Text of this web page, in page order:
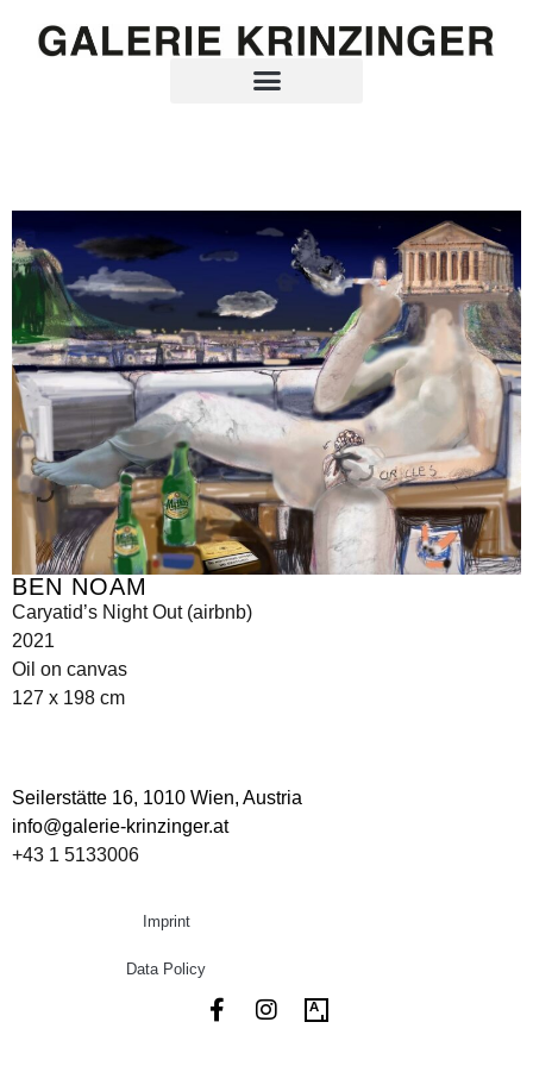
BEN NOAM
Caryatid’s Night Out (airbnb)
2021
Oil on canvas
127 x 198 cm
Seilerstätte 16, 1010 Wien, Austria
info@galerie-krinzinger.at
+43 1 5133006
Imprint
Data Policy